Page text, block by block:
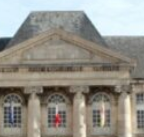
Notre local
La Boutique
Les pièces
L’assurance
Liens
Les salons
La traction
La Traction des
membres
Bibliographie